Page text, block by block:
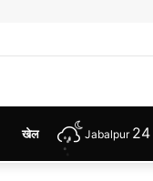
खेल Jabalpur 24